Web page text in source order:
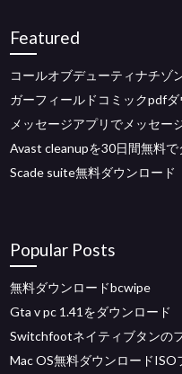
Featured
コールオブデューティナチゾ
ガーフィールドコミックpdfダ
メッセージアプリでメッセー
Avast cleanupを30日間無料で
Scade suite無料ダウンロード
Popular Posts
無料ダウンロードbcwipe
Gta v pc 1.41をダウンロード
Switchfootネイティブタンの
Mac OS無料ダウンロードISO